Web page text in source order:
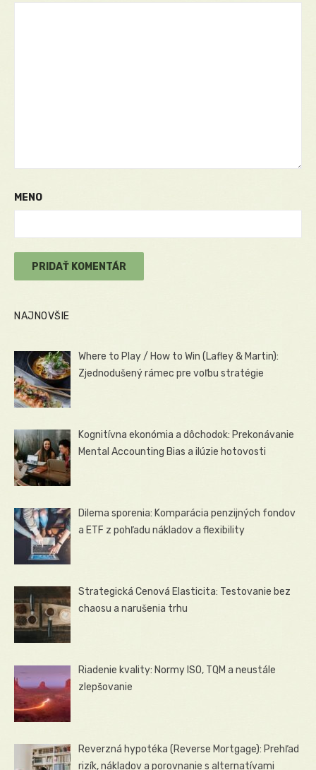
MENO
NAJNOVŠIE
Where to Play / How to Win (Lafley & Martin):
Zjednodušený rámec pre voľbu stratégie
Kognitívna ekonómia a dôchodok: Prekonávanie
Mental Accounting Bias a ilúzie hotovosti
Dilema sporenia: Komparácia penzijných fondov
a ETF z pohľadu nákladov a flexibility
Strategická Cenová Elasticita: Testovanie bez
chaosu a narušenia trhu
Riadenie kvality: Normy ISO, TQM a neustále
zlepšovanie
Reverzná hypotéka (Reverse Mortgage): Prehľad
rizík, nákladov a porovnanie s alternatívami